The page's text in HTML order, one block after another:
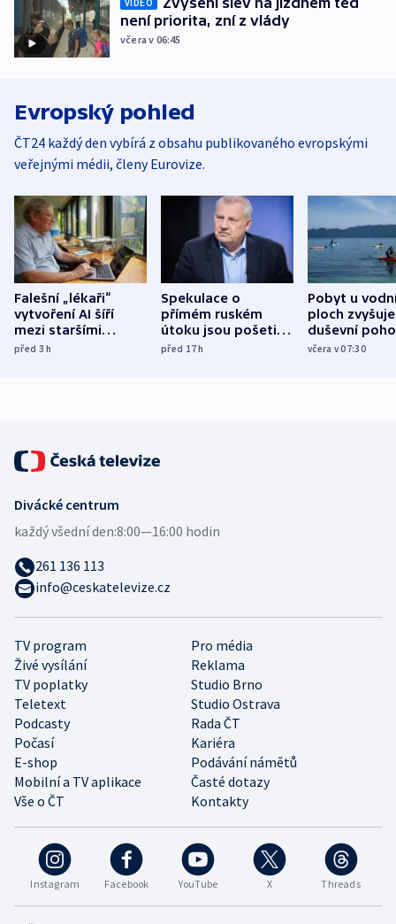
není priorita, zní z vlády
včera v 06:45
Evropský pohled
ČT24 každý den vybírá z obsahu publikovaného evropskými
veřejnými médii, členy Eurovize.
Falešní „lékaři“
vytvoření AI šíří
mezi staršími
Poláky nebezpečné
před 3h
Spekulace o
přímém ruském
útoku jsou pošetilé,
míní estonský
před 17h
Pobyt u
ploch zvyšuje
duševní
ukázala
včera v 07:30
Instagram Facebook YouTube X Threads
TV program
Pro média
Živé vysílání
Reklama
TV poplatky
Studio Brno
Teletext
Studio Ostrava
Podcasty
Rada ČT
Počasí
Kariéra
E-shop
Podávání námětů
Mobilní a TV aplikace
Časté dotazy
Vše o ČT
Kontakty
Divácké centrum
každý všední den:8:00—16:00 hodin
261 136 113
info@ceskatelevize.cz